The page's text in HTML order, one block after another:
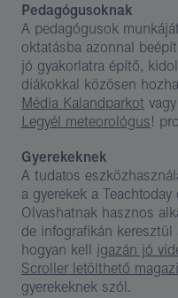
Pedagógusoknak
A pedagógusok
oktatásba azonnal
jó gyakorlatra építő,
diákokkal közösen
Média Kalandparkot
Legyél meteorológus!
Gyerekeknek
A tudatos
a gyerekek a
Olvashatnak hasznos
de infografikán
hogyan kell igazán jó
Scroller letölthető
gyerekeknek szól.